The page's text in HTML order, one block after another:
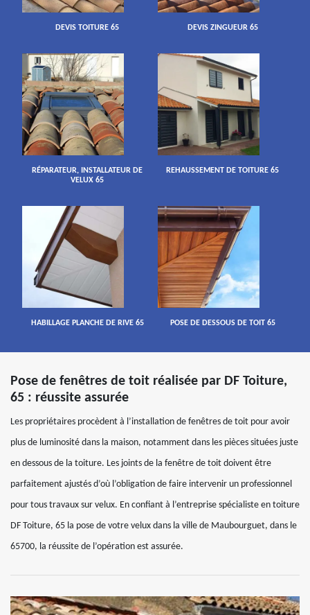
DEVIS TOITURE 65 DEVIS ZINGUEUR 65
RÉPARATEUR, INSTALLATEUR DE
VELUX 65
REHAUSSEMENT DE TOITURE 65
HABILLAGE PLANCHE DE RIVE 65 POSE DE DESSOUS DE TOIT 65
Pose de fenêtres de toit réalisée par DF Toiture,
65 : réussite assurée
Les propriétaires procèdent à l’installation de fenêtres de toit pour avoir
plus de luminosité dans la maison, notamment dans les pièces situées juste
en dessous de la toiture. Les joints de la fenêtre de toit doivent être
parfaitement ajustés d’où l’obligation de faire intervenir un professionnel
pour tous travaux sur velux. En confiant à l’entreprise spécialiste en toiture
DF Toiture, 65 la pose de votre velux dans la ville de Maubourguet, dans le
65700, la réussite de l’opération est assurée.